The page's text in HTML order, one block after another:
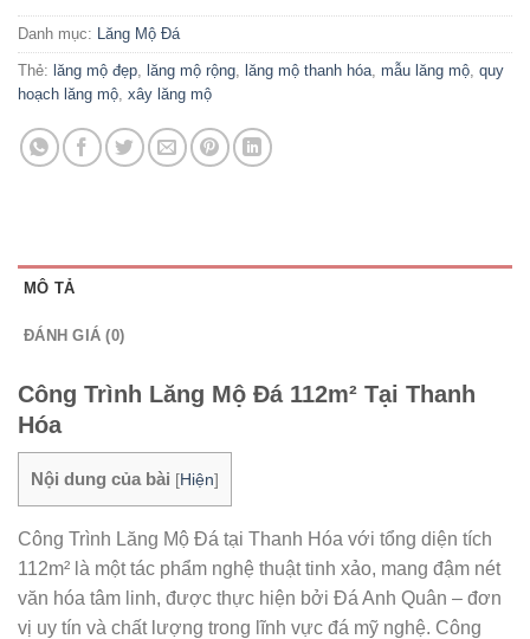
Danh mục: Lăng Mộ Đá
Thẻ: lăng mộ đẹp lăng mộ rộng lăng mộ thanh hóa mẫu lăng mộ quy
hoạch lăng mộ xây lăng mộ
MÔ TẢ
ĐÁNH GIÁ (0)
Công Trình Lăng Mộ Đá 112m² Tại Thanh
Hóa
Nội dung của bài [Hiện]
Công Trình Lăng Mộ Đá tại Thanh Hóa với tổng diện tích
112m² là một tác phẩm nghệ thuật tinh xảo, mang đậm nét
văn hóa tâm linh, được thực hiện bởi Đá Anh Quân – đơn
vị uy tín và chất lượng trong lĩnh vực đá mỹ nghệ. Công